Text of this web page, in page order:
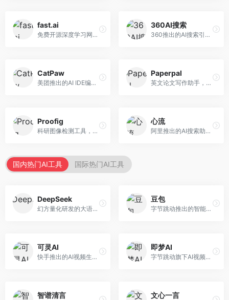
fast.ai
免费开源深度学习网站，专注于实用AI教学。面向开发者，提供免费深度学习课程、实战项目、代码库等资源，学习门槛低。
360AI搜索
360推出的AI搜索引擎，专注于安全智能搜索。面向普通用户，提供智能问答、网页搜索、内容整理等服务，安全防护能力强。
CatPaw
美团推出的AI IDE编程工具，专注于本地开发生态。面向开发者，提供智能代码补全、代码生成、项目管理等服务，本地开发体验好。
Paperpal
英文论文写作助手，专注于学术英语润色。面向需要发表国际期刊的研究者，提供语法检查、学术表达优化、格式规范等服务，英语表达地道专业。
Proofig
科研图像检测工具，专注于学术图像完整性验证。面向科研人员，提供图像检测、重复分析、报告生成等服务，学术检测专业。
心流
阿里推出的AI搜索助手，专注于智能信息获取。面向普通用户，提供智能搜索、内容整理、知识问答等服务，与阿里生态深度整合。
国内热门AI工具 国际热门AI工具
DeepSeek
幻方量化研发的大语言模型平台，专注于深度推理和代码生成能力。面向开发者、研究人员和技术爱好者，提供强大的逻辑推理和数学计算功能，开源生态完善，API接口友好。
豆包
字节跳动推出的智能对话助手平台，提供文本创作、知识问答、英语学习等多种AI服务。面向普通用户和内容创作者，支持多轮对话和文件解析，免费使用，响应速度快，中文理解能力强。
可灵AI
快手推出的AI视频生成平台，支持文生视频和图生视频，可生成长达2分钟的高质量视频内容。面向短视频创作者和营销人员，操作简便，生成效果逼真，适合商业推广和创意表达。
即梦AI
字节跳动旗下AI视频创作平台，支持多模态内容生成。面向内容创作者和营销人员，提供文生视频、图生视频、智能剪辑等功能，中文理解能力强，创作效率高。
智谱清言 文心一言